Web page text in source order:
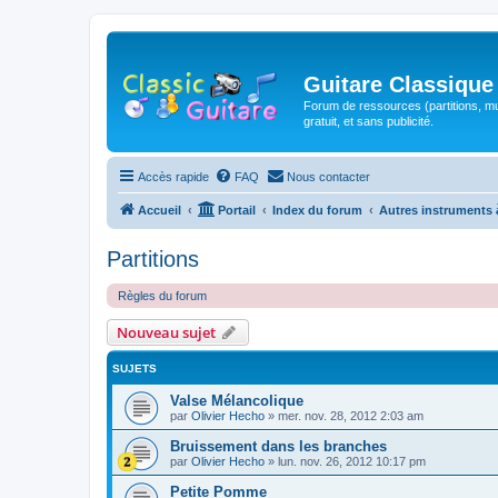
Guitare Classique
Forum de ressources (partitions,
gratuit, et sans publicité.
Accès rapide FAQ Nous contacter
Accueil Portail Index du forum Autres instruments
Partitions
Règles du forum
Nouveau sujet
SUJETS
Valse Mélancolique
par Olivier Hecho » mer. nov. 28, 2012 2:03 am
Bruissement dans les branches
par Olivier Hecho » lun. nov. 26, 2012 10:17 pm
Petite Pomme